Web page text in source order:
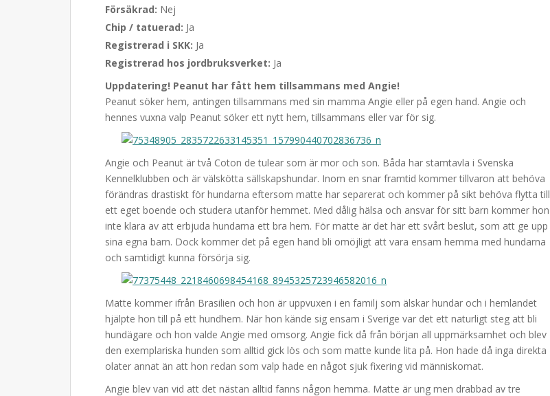
Försäkrad: Nej
Chip / tatuerad: Ja
Registrerad i SKK: Ja
Registrerad hos jordbruksverket: Ja
Uppdatering! Peanut har fått hem tillsammans med Angie!
Peanut söker hem, antingen tillsammans med sin mamma Angie eller på egen hand. Angie och
hennes vuxna valp Peanut söker ett nytt hem, tillsammans eller var för sig.
Angie och Peanut är två Coton de tulear som är mor och son. Båda har stamtavla i Svenska
Kennelklubben och är välskötta sällskapshundar. Inom en snar framtid kommer tillvaron att behöva
förändras drastiskt för hundarna eftersom matte har separerat och kommer på sikt behöva flytta till
ett eget boende och studera utanför hemmet. Med dålig hälsa och ansvar för sitt barn kommer hon
inte klara av att erbjuda hundarna ett bra hem. För matte är det här ett svårt beslut, som att ge upp
sina egna barn. Dock kommer det på egen hand bli omöjligt att vara ensam hemma med hundarna
och samtidigt kunna försörja sig.
Matte kommer ifrån Brasilien och hon är uppvuxen i en familj som älskar hundar och i hemlandet
hjälpte hon till på ett hundhem. När hon kände sig ensam i Sverige var det ett naturligt steg att bli
hundägare och hon valde Angie med omsorg. Angie fick då från början all uppmärksamhet och blev
den exemplariska hunden som alltid gick lös och som matte kunde lita på. Hon hade då inga direkta
olater annat än att hon redan som valp hade en något sjuk fixering vid människomat.
Angie blev van vid att det nästan alltid fanns någon hemma. Matte är ung men drabbad av tre